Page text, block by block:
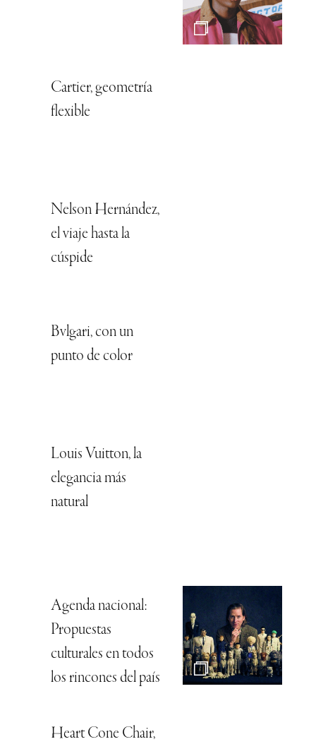
Cartier, geometría
flexible
Nelson Hernández,
el viaje hasta la
cúspide
Bvlgari, con un
punto de color
Louis Vuitton, la
elegancia más
natural
Agenda nacional:
Propuestas
culturales en todos
los rincones del país
Heart Cone Chair,